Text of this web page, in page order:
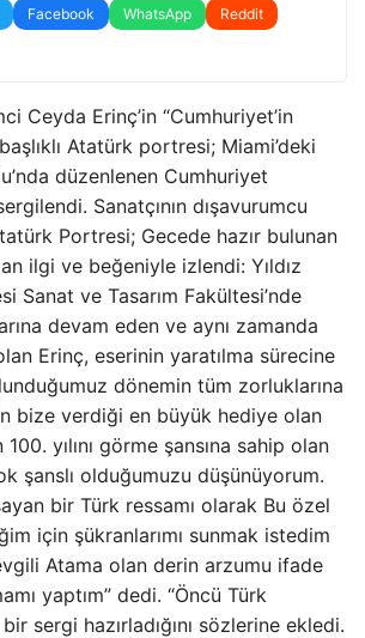
Facebook WhatsApp
Reddit
Ceyda Erinç’in “Cumhuriyet’in
başlıklı Atatürk portresi; Miami’deki
düzenlenen Cumhuriyet
Sanatçının dışavurumcu
Portresi; Gecede hazır bulunan
ilgi ve beğeniyle izlendi: Yıldız
Sanat ve Tasarım Fakültesi’nde
devam eden ve aynı zamanda
Erinç, eserinin yaratılma sürecine
dönemin tüm zorluklarına
bize verdiği en büyük hediye olan
yılını görme şansına sahip olan
şanslı olduğumuzu düşünüyorum.
bir Türk ressamı olarak Bu özel
için şükranlarımı sunmak istedim
Atama olan derin arzumu ifade
yaptım” dedi. “Öncü Türk
bir sergi hazırladığını sözlerine ekledi.